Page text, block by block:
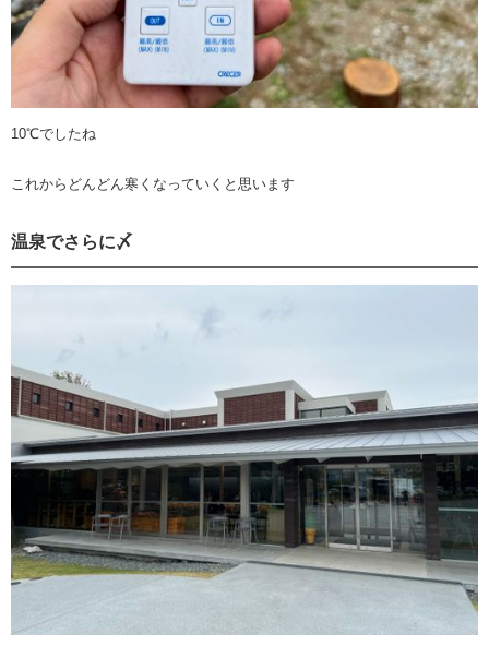
10℃でしたね
これからどんどん寒くなっていくと思います
温泉でさらに〆